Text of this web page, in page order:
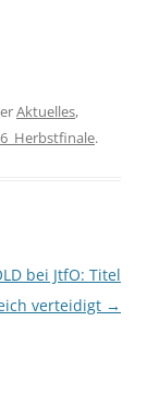
Aktuelles,
.
bei JtfO: Titel
verteidigt →